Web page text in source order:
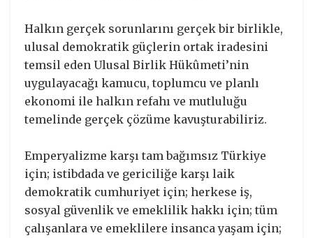
Halkın gerçek sorunlarını gerçek bir birlikle,
ulusal demokratik güçlerin ortak iradesini
temsil eden Ulusal Birlik Hükûmeti’nin
uygulayacağı kamucu, toplumcu ve planlı
ekonomi ile halkın refahı ve mutluluğu
temelinde gerçek çözüme kavuşturabiliriz.
Emperyalizme karşı tam bağımsız Türkiye
için; istibdada ve gericiliğe karşı laik
demokratik cumhuriyet için; herkese iş,
sosyal güvenlik ve emeklilik hakkı için; tüm
çalışanlara ve emeklilere insanca yaşam için;